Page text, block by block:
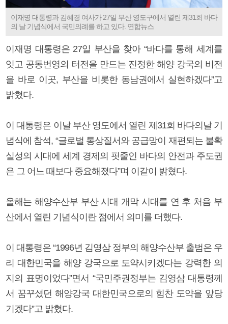
이재명 대통령과 김혜경 여사가 27일 부산 영도구에서 열린 제31회 바다
의 날 기념식에서 국민의례를 하고 있다. 연합뉴스
이재명 대통령은 27일 부산을 찾아 “바다를 통해 세계를
잇고 공동번영의 터전을 만드는 진정한 해양 강국의 비전
을 바로 이곳, 부산을 비롯한 동남권에서 실현하겠다”고
밝혔다.
이 대통령은 이날 부산 영도에서 열린 제31회 바다의날 기
념식에 참석, “글로벌 통상질서와 공급망이 재편되는 불확
실성의 시대에 세계 경제의 핏줄인 바다의 안전과 주도권
은 그 어느 때보다 중요해졌다”며 이같이 밝혔다.
올해는 해양수산부 부산 시대 개막 시대를 연 후 처음 부
산에서 열린 기념식이란 점에서 의미를 더했다.
이 대통령은 “1996년 김영삼 정부의 해양수산부 출범은 우
리 대한민국을 해양 강국으로 도약시키겠다는 강력한 의
지의 표명이었다”면서 “국민주권정부는 김영삼 대통령께
서 꿈꾸셨던 해양강국 대한민국으로의 힘찬 도약을 앞당
기겠다”고 밝혔다.